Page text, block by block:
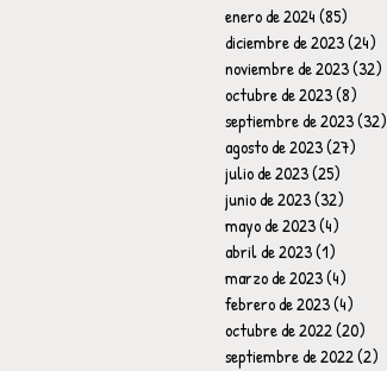
enero de 2024(85)
diciembre de 2023(24)
noviembre de 2023(32)
octubre de 2023(8)
septiembre de 2023(32)
agosto de 2023(27)
julio de 2023(25)
junio de 2023(32)
mayo de 2023(4)
abril de 2023(1)
marzo de 2023(4)
febrero de 2023(4)
octubre de 2022(20)
septiembre de 2022(2)